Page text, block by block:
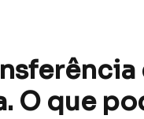
O que